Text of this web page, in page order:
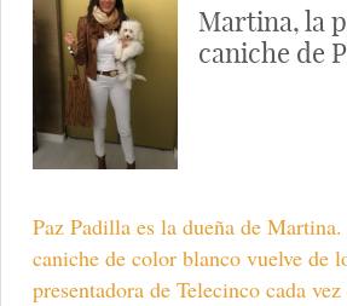
Martina, la
caniche de
Paz Padilla es la dueña de
caniche de color blanco vuelve de
presentadora de Telecinco cada